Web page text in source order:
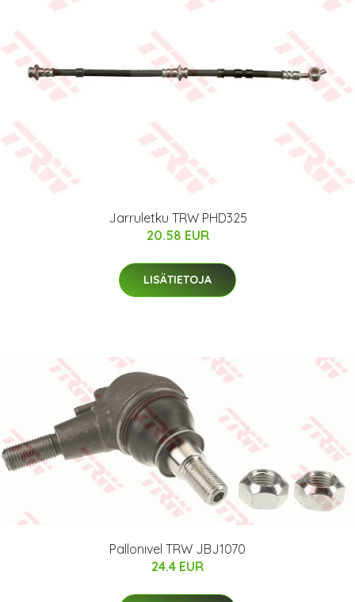
Jarruletku TRW PHD325
20.58 EUR
LISÄTIETOJA
Pallonivel TRW JBJ1070
24.4 EUR